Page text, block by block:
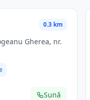
0.3 km
Sună